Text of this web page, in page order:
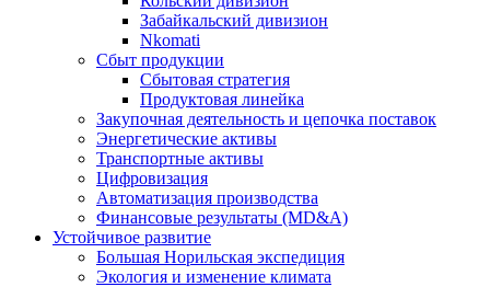
Забайкальский дивизион
Nkomati
Сбыт продукции
Сбытовая стратегия
Продуктовая линейка
Закупочная деятельность и цепочка поставок
Энергетические активы
Транспортные активы
Цифровизация
Автоматизация производства
Финансовые результаты (MD&A)
Устойчивое развитие
Большая Норильская экспедиция
Экология и изменение климата